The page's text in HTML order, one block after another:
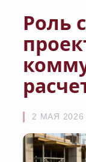
Роль
2 МАЯ 2026